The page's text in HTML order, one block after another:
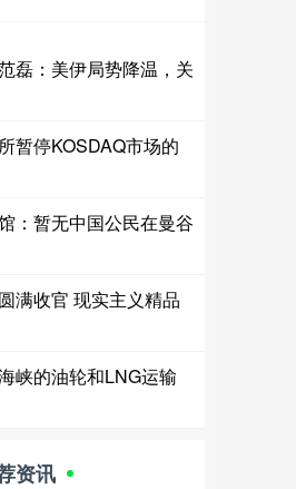
磊：美伊局势降温，关
暂停KOSDAQ市场的
：暂无中国公民在曼谷
满收官 现实主义精品
峡的油轮和LNG运输
资讯